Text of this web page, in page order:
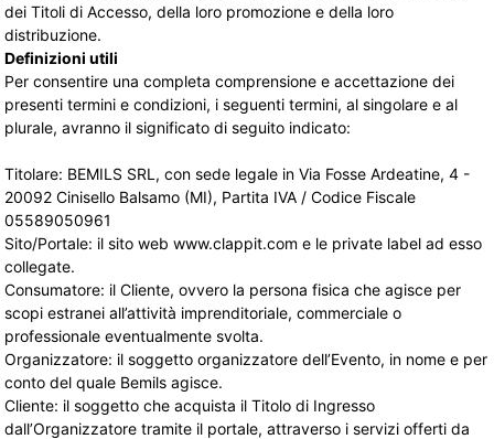
dei Titoli di Accesso, della loro promozione e della loro
distribuzione.
Definizioni utili
Per consentire una completa comprensione e accettazione dei
presenti termini e condizioni, i seguenti termini, al singolare e al
plurale, avranno il significato di seguito indicato:
Titolare: BEMILS SRL, con sede legale in Via Fosse Ardeatine, 4 -
20092 Cinisello Balsamo (MI), Partita IVA / Codice Fiscale
05589050961
Sito/Portale: il sito web www.clappit.com e le private label ad esso
collegate.
Consumatore: il Cliente, ovvero la persona fisica che agisce per
scopi estranei all’attività imprenditoriale, commerciale o
professionale eventualmente svolta.
Organizzatore: il soggetto organizzatore dell’Evento, in nome e per
conto del quale Bemils agisce.
Cliente: il soggetto che acquista il Titolo di Ingresso
dall’Organizzatore tramite il portale, attraverso i servizi offerti da